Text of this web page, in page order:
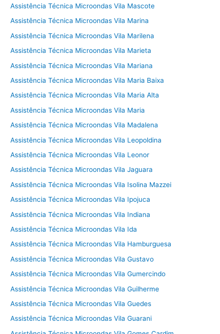
Assistência Técnica Microondas Vila Mascote
Assistência Técnica Microondas Vila Marina
Assistência Técnica Microondas Vila Marilena
Assistência Técnica Microondas Vila Marieta
Assistência Técnica Microondas Vila Mariana
Assistência Técnica Microondas Vila Maria Baixa
Assistência Técnica Microondas Vila Maria Alta
Assistência Técnica Microondas Vila Maria
Assistência Técnica Microondas Vila Madalena
Assistência Técnica Microondas Vila Leopoldina
Assistência Técnica Microondas Vila Leonor
Assistência Técnica Microondas Vila Jaguara
Assistência Técnica Microondas Vila Isolina Mazzei
Assistência Técnica Microondas Vila Ipojuca
Assistência Técnica Microondas Vila Indiana
Assistência Técnica Microondas Vila Ida
Assistência Técnica Microondas Vila Hamburguesa
Assistência Técnica Microondas Vila Gustavo
Assistência Técnica Microondas Vila Gumercindo
Assistência Técnica Microondas Vila Guilherme
Assistência Técnica Microondas Vila Guedes
Assistência Técnica Microondas Vila Guarani